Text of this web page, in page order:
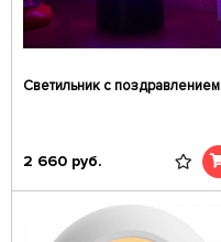
Светильник с поздравлением
2 660 руб.